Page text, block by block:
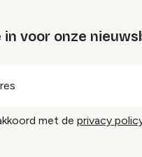
in voor onze
met de privacy